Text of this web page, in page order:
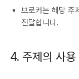
브로커는 해당 주
전달합니다.
4. 주제의 사용